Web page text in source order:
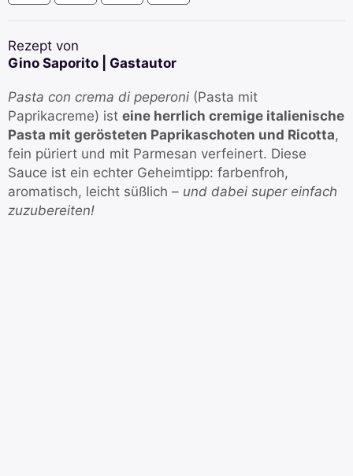
Rezept von
Gino Saporito | Gastautor
Pasta con crema di peperoni (Pasta mit
Paprikacreme) ist eine herrlich cremige italienische
Pasta mit gerösteten Paprikaschoten und Ricotta,
fein püriert und mit Parmesan verfeinert. Diese
Sauce ist ein echter Geheimtipp: farbenfroh,
aromatisch, leicht süßlich – und dabei super einfach
zuzubereiten!